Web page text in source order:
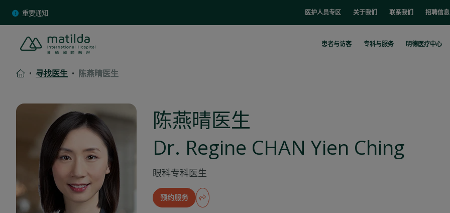
重要通知 医护人员专区 关于我们 联系我们 招聘信息
患者与访客 专科与服务 明德医疗中心
寻找医生 陈燕晴医生
陈燕晴医生
Dr. Regine CHAN Yien Ching
眼科专科医生
预约服务